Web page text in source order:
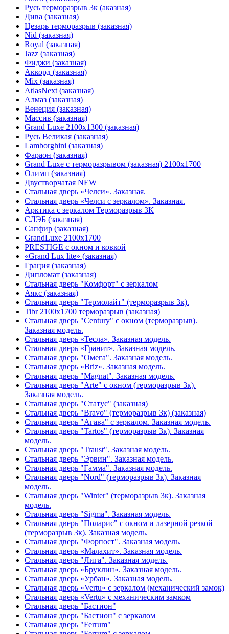
Русь терморазрыв 3к (аказная)
Дива (заказная)
Цезарь терморазрыв (заказная)
Nid (заказная)
Royal (заказная)
Jazz (заказная)
Фиджи (заказная)
Аккорд (заказная)
Mix (заказная)
AtlasNext (заказная)
Алмаз (заказная)
Венеция (заказная)
Массив (заказная)
Grand Luxe 2100х1300 (заказная)
Русь Великая (заказная)
Lamborghini (заказная)
Фараон (заказная)
Grand Luxe с терморазрывом (заказная) 2100х1700
Олимп (заказная)
Двустворчатая NEW
Стальная дверь «Челси». Заказная.
Стальная дверь «Челси с зеркалом». Заказная.
Арктика с зеркалом Терморазрыв 3К
СЛЭБ (заказная)
Сапфир (заказная)
GrandLuxe 2100х1700
PRESTIGE с окном и ковкой
«Grand Lux lite» (заказная)
Гpация (заказная)
Дипломат (заказная)
Стальная дверь "Комфорт" с зеркалом
Аякс (заказная)
Стальная дверь "Термолайт" (терморазрыв 3к).
Tibr 2100х1700 терморазрыв (заказная)
Стальная дверь "Century" с окном (терморазрыв).
Заказная модель.
Стальная дверь «Тесла». Заказная модель.
Стальная дверь «Гранит». Заказная модель.
Стальная дверь "Омега". Заказная модель.
Стальная дверь «Briz». Заказная модель.
Стальная дверь "Magnat". Заказная модель.
Стальная дверь "Arte" с окном (терморазрыв 3к).
Заказная модель.
Стальная дверь "Статус" (заказная)
Стальная дверь "Bravo" (терморазрыв 3к) (заказная)
Стальная дверь "Агава" с зеркалом. Заказная модель.
Стальная дверь "Tartos" (терморазрыв 3к). Заказная
модель.
Стальная дверь "Traust". Заказная модель.
Стальная дверь "Эрвин". Заказная модель.
Стальная дверь "Гамма". Заказная модель.
Стальная дверь "Nord" (терморазрыв 3к). Заказная
модель.
Стальная дверь "Winter" (терморазрыв 3к). Заказная
модель.
Стальная дверь "Sigma". Заказная модель.
Стальная дверь "Поларис" с окном и лазерной резкой
(терморазрыв 3к). Заказная модель.
Стальная дверь "Форпост". Заказная модель.
Стальная дверь «Малахит». Заказная модель.
Стальная дверь "Лига". Заказная модель.
Стальная дверь «Бруклин». Заказная модель.
Стальная дверь «Урбан». Заказная модель.
Стальная дверь «Vertu» с зеркалом (механический замок)
Стальная дверь «Vertu» с механическим замком
Стальная дверь "Бастион"
Стальная дверь "Бастион" с зеркалом
Стальная дверь "Ferrum"